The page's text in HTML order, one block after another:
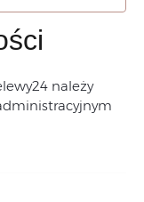
należy